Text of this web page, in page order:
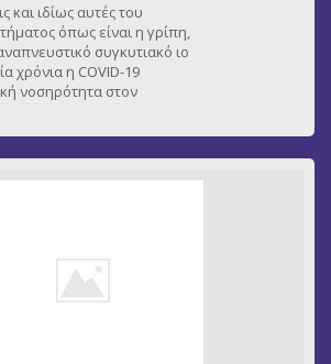
και ιδίως αυτές του
όπως είναι η γρίπη,
συγκυτιακό ιο
χρόνια η COVID-19
νοσηρότητα στον